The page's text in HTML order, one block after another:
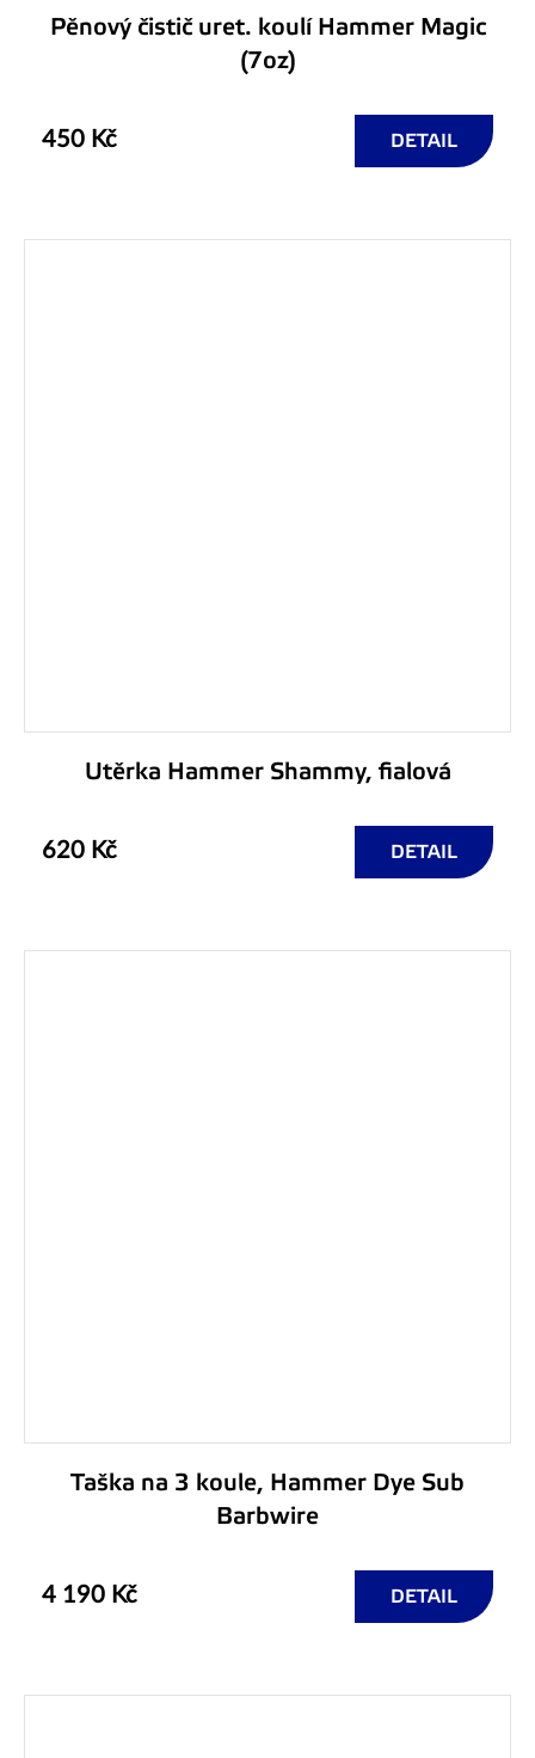
Pěnový čistič uret. koulí Hammer Magic
(7oz)
450 Kč DETAIL
Utěrka Hammer Shammy, fialová
620 Kč DETAIL
Taška na 3 koule, Hammer Dye Sub
Barbwire
4 190 Kč DETAIL